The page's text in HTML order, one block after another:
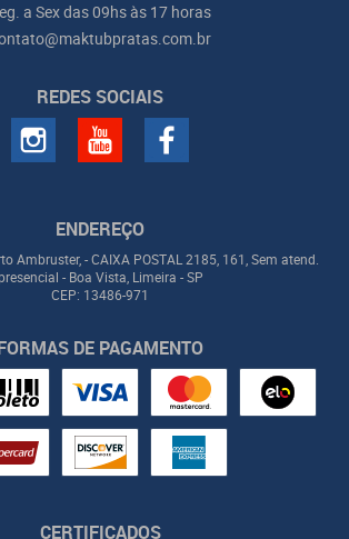
a Sex das 09hs às 17 horas
REDES SOCIAIS
ENDEREÇO
Ambruster, - CAIXA POSTAL 2185, 161, Sem atend.
- Boa Vista, Limeira -SP
CEP: 13486-971
DE PAGAMENTO
CERTIFICADOS